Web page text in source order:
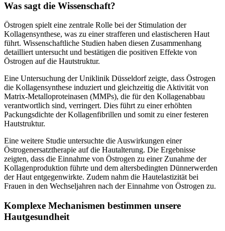
Was sagt die Wissenschaft?
Östrogen spielt eine zentrale Rolle bei der Stimulation der
Kollagensynthese, was zu einer strafferen und elastischeren Haut
führt. Wissenschaftliche Studien haben diesen Zusammenhang
detailliert untersucht und bestätigen die positiven Effekte von
Östrogen auf die Hautstruktur.​
Eine Untersuchung der Uniklinik Düsseldorf zeigte, dass Östrogen
die Kollagensynthese induziert und gleichzeitig die Aktivität von
Matrix-Metalloproteinasen (MMPs), die für den Kollagenabbau
verantwortlich sind, verringert. Dies führt zu einer erhöhten
Packungsdichte der Kollagenfibrillen und somit zu einer festeren
Hautstruktur.
Eine weitere Studie untersuchte die Auswirkungen einer
Östrogenersatztherapie auf die Hautalterung. Die Ergebnisse
zeigten, dass die Einnahme von Östrogen zu einer Zunahme der
Kollagenproduktion führte und dem altersbedingten Dünnerwerden
der Haut entgegenwirkte. Zudem nahm die Hautelastizität bei
Frauen in den Wechseljahren nach der Einnahme von Östrogen zu.
Komplexe Mechanismen bestimmen unsere
Hautgesundheit